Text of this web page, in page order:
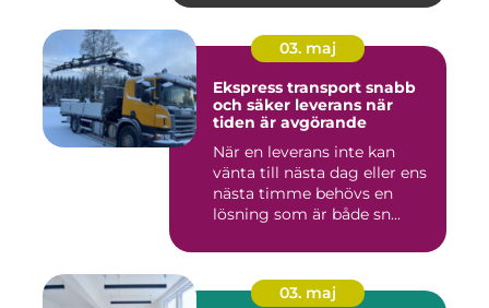
03. maj
Ekspress transport snabb
och säker leverans när
tiden är avgörande
När en leverans inte kan
vänta till nästa dag eller ens
nästa timme behövs en
lösning som är både sn...
03. maj